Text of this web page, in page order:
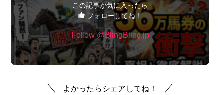
この記事が気に入ったら
フォローしてね！
Follow @BlingBling.jp
よかったらシェアしてね！